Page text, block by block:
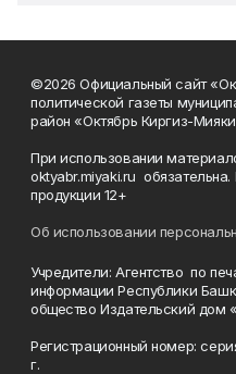
©2026 Официальный сайт
политической газеты
район «Октябрь Киргиз-
При использовании
oktyabr.miyaki.ru
продукции 12+
Об использовании
Учредители: Агентство по
информации Республики
общество Издательский дом
Регистрационный номер:
г.